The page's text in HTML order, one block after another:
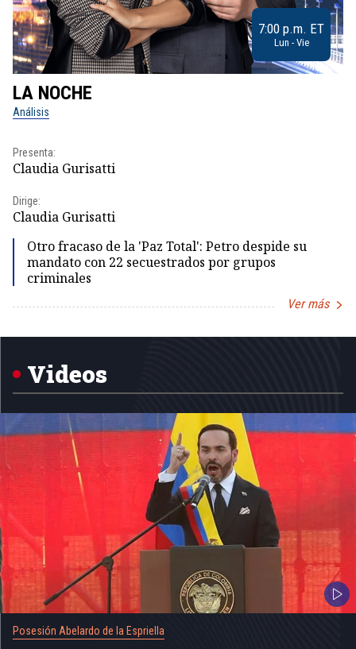
7:00 p.m. ET
Lun - Vie
LA NOCHE
Análisis
Presenta:
Claudia Gurisatti
Dirige:
Claudia Gurisatti
Otro fracaso de la 'Paz Total': Petro despide su
mandato con 22 secuestrados por grupos
criminales
Ver más
1
Videos
Posesión Abelardo de la Espriella